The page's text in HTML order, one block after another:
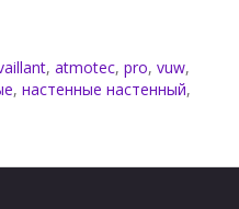
, atmotec, pro, vuw,
, настенные настенный,